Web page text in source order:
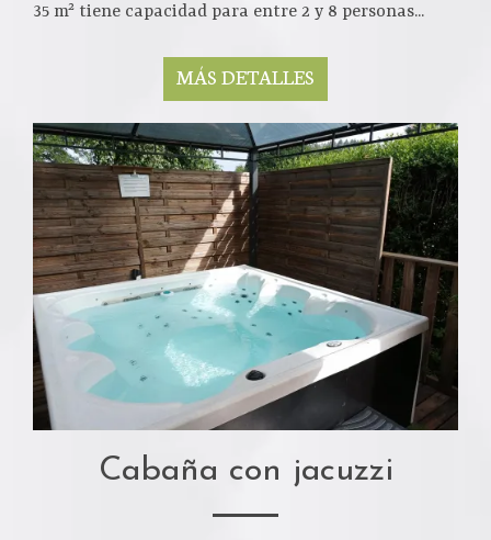
35 m² tiene capacidad para entre 2 y 8 personas...
MÁS DETALLES
Cabaña con jacuzzi